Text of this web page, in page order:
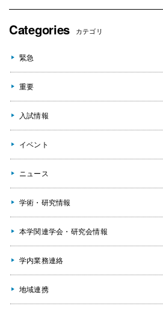
Categories カテゴリ
緊急
重要
入試情報
イベント
ニュース
学術・研究情報
本学関連学会・研究会情報
学内業務連絡
地域連携